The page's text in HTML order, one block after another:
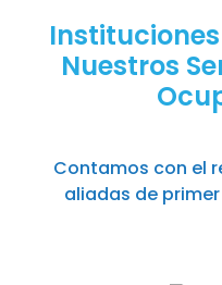
Nuestros
Contamos con el
aliadas de